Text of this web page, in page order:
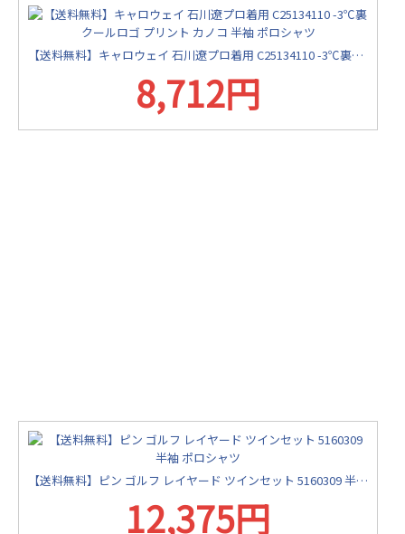
【送料無料】キャロウェイ 石川遼プロ着用 C25134110 -3℃裏クールロゴ プリント カノコ 半袖 ポロシャツ
8,712円
【送料無料】ピン ゴルフ レイヤード ツインセット 5160309 半袖 ポロシャツ
12,375円